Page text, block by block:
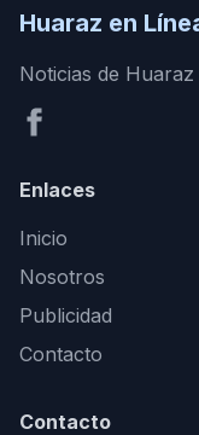
Huaraz en
Noticias de
Enlaces
Inicio
Nosotros
Publicidad
Contacto
Contacto